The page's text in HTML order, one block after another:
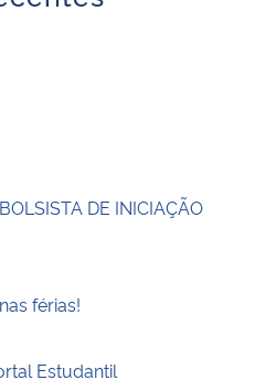
DE INICIAÇÃO
férias!
Estudantil